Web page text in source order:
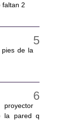
faltan 2
de la
proyector
la pared q